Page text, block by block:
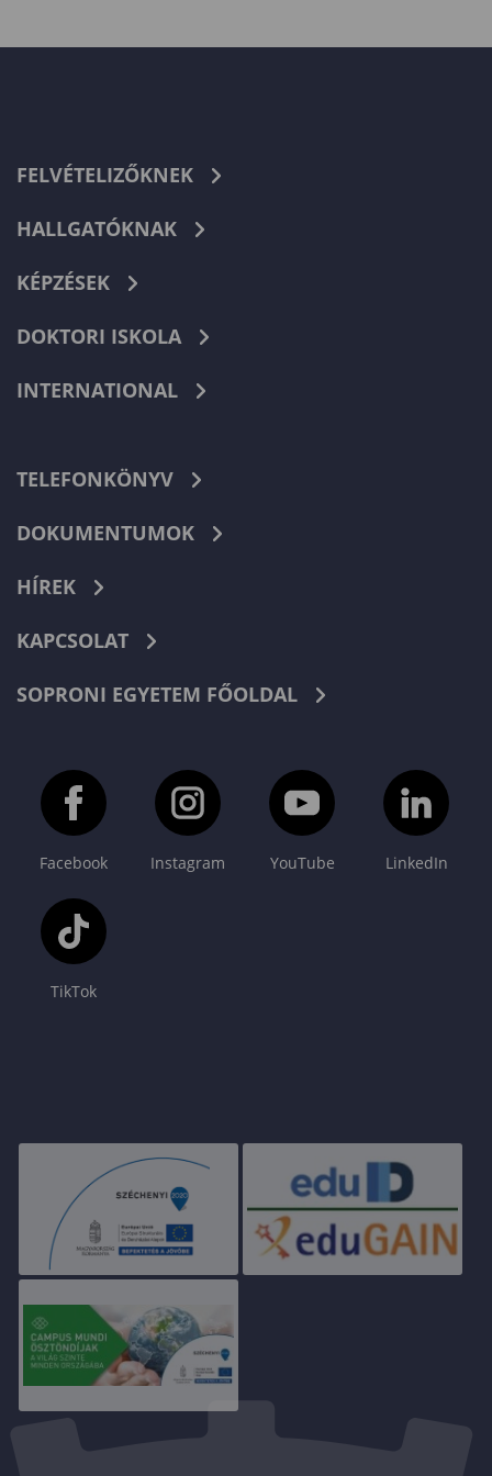
FELVÉTELIZŐKNEK
HALLGATÓKNAK
KÉPZÉSEK
DOKTORI ISKOLA
INTERNATIONAL
TELEFONKÖNYV
DOKUMENTUMOK
HÍREK
KAPCSOLAT
SOPRONI EGYETEM FŐOLDAL
Facebook Instagram YouTube LinkedIn
TikTok